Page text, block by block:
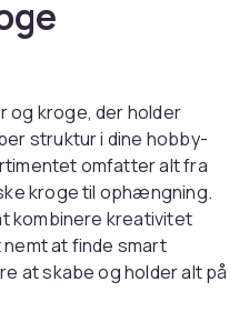
og kroge, der holder
struktur i dine hobby-
omfatter alt fra
kroge til ophængning.
kombinere kreativitet
nemt at finde smart
at skabe og holder alt på